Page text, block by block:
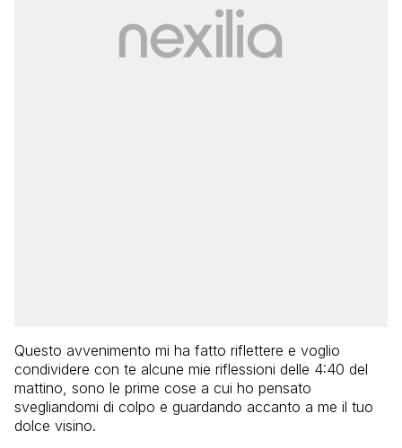
Questo avvenimento mi ha fatto riflettere e voglio
condividere con te alcune mie riflessioni delle 4:40 del
mattino, sono le prime cose a cui ho pensato
svegliandomi di colpo e guardando accanto a me il tuo
dolce visino.